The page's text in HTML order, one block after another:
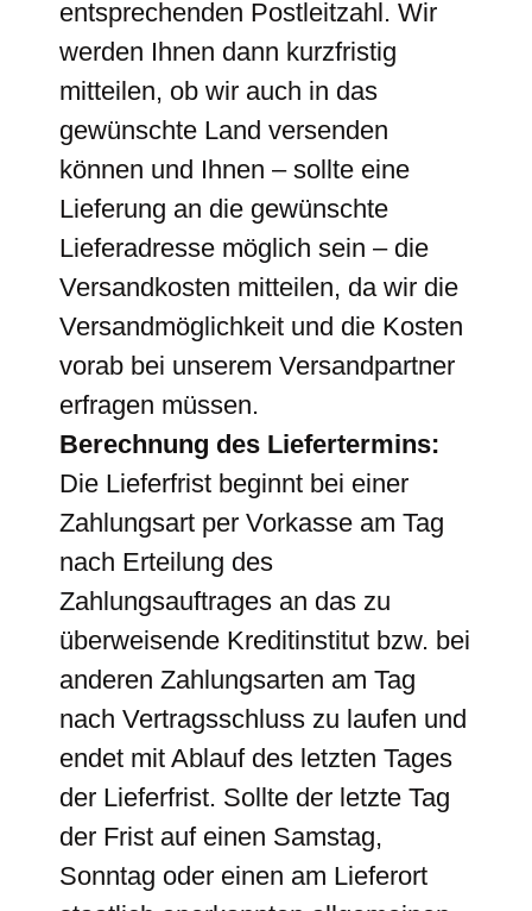
entsprechenden Postleitzahl. Wir
werden Ihnen dann kurzfristig
mitteilen, ob wir auch in das
gewünschte Land versenden
können und Ihnen – sollte eine
Lieferung an die gewünschte
Lieferadresse möglich sein – die
Versandkosten mitteilen, da wir die
Versandmöglichkeit und die Kosten
vorab bei unserem Versandpartner
erfragen müssen.
Berechnung des Liefertermins:
Die Lieferfrist beginnt bei einer
Zahlungsart per Vorkasse am Tag
nach Erteilung des
Zahlungsauftrages an das zu
überweisende Kreditinstitut bzw. bei
anderen Zahlungsarten am Tag
nach Vertragsschluss zu laufen und
endet mit Ablauf des letzten Tages
der Lieferfrist. Sollte der letzte Tag
der Frist auf einen Samstag,
Sonntag oder einen am Lieferort